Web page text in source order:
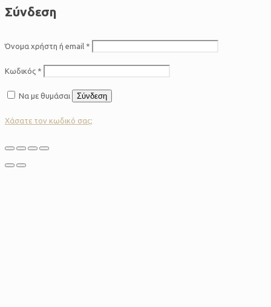
Σύνδεση
Όνομα χρήστη ή email *
Κωδικός *
Να με θυμάσαι Σύνδεση
Χάσατε τον κωδικό σας;